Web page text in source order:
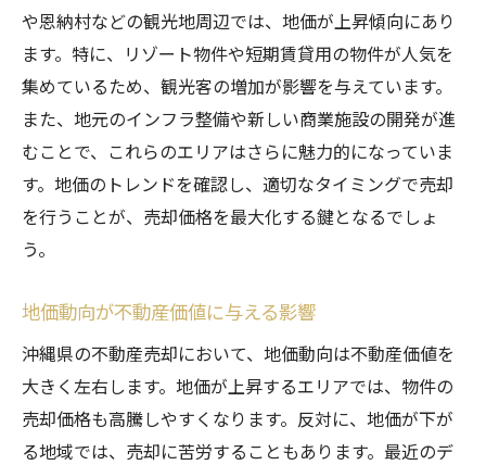
や恩納村などの観光地周辺では、地価が上昇傾向にあり
ます。特に、リゾート物件や短期賃貸用の物件が人気を
集めているため、観光客の増加が影響を与えています。
また、地元のインフラ整備や新しい商業施設の開発が進
むことで、これらのエリアはさらに魅力的になっていま
す。地価のトレンドを確認し、適切なタイミングで売却
を行うことが、売却価格を最大化する鍵となるでしょ
う。
地価動向が不動産価値に与える影響
沖縄県の不動産売却において、地価動向は不動産価値を
大きく左右します。地価が上昇するエリアでは、物件の
売却価格も高騰しやすくなります。反対に、地価が下が
る地域では、売却に苦労することもあります。最近のデ